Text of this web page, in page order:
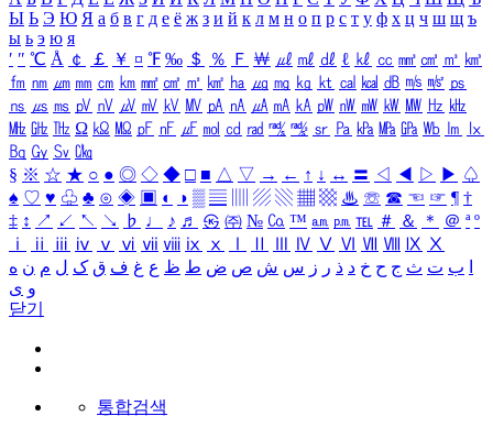
Ы Ь Э Ю Я а б в г д е ё ж з и й к л м н о п р с т у ф х ц ч ш щ ъ
ы ь э ю я
′ ″ ℃ Å ￠ ￡ ￥ ¤ ℉ ‰ ＄ ％ Ｆ ￦ ㎕ ㎖ ㎗ ℓ ㎘ ㏄ ㎣ ㎤ ㎥ ㎦
㎙ ㎚ ㎛ ㎜ ㎝ ㎞ ㎟ ㎠ ㎡ ㎢ ㏊ ㎍ ㎎ ㎏ ㏏ ㎈ ㎉ ㏈ ㎧ ㎨ ㎰
㎱ ㎲ ㎳ ㎴ ㎵ ㎶ ㎷ ㎸ ㎹ ㎀ ㎁ ㎂ ㎃ ㎄ ㎺ ㎻ ㎽ ㎾ ㎿ ㎐ ㎑
㎒ ㎓ ㎔ Ω ㏀ ㏁ ㎊ ㎋ ㎌ ㏖ ㏅ ㎭ ㎮ ㎯ ㏛ ㎩ ㎪ ㎫ ㎬ ㏝ ㏐
㏓
㏃ ㏉ ㏜ ㏆
§ ※ ☆ ★ ○ ● ◎ ◇ ◆ □ ■ △ ▽ → ← ↑ ↓ ↔ 〓 ◁ ◀ ▷ ▶ ♤
♠ ♡ ♥ ♧ ♣ ⊙ ◈ ▣ ◐ ◑ ▒ ▤ ▨ ▧ ▦ ▩ ♨ ☏ ☎ ☜ ☞ ¶ †
‡ ↕ ↗ ↙ ↖ ↘ ♭ ♩ ♪ ♬ ㉿ ㈜ № ㏇ ™ ㏂ ㏘ ℡ ＃ ＆ ＊ ＠ ª º
ⅰ
ⅱ ⅲ ⅳ ⅴ ⅵ ⅶ ⅷ ⅸ ⅹ Ⅳ Ⅴ Ⅵ Ⅶ Ⅷ Ⅸ Ⅹ
ب ت ث ج ح خ د ذ ر ز س ش ص ض ط ظ ع غ ف ق ک ل م ن ه
و ی
닫기
통합검색